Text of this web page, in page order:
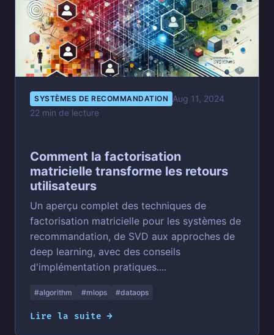
SYSTÈMES DE RECOMMANDATION Aug 11, 2024
22 min de lecture
Comment la factorisation
matricielle transforme les retours
utilisateurs
Un aperçu complet des techniques de
factorisation matricielle pour les systèmes de
recommandation, de SVD aux approches de
deep learning, avec des conseils
d'implémentation pratiques....
#algorithm #mlops #dataops
Lire la suite →